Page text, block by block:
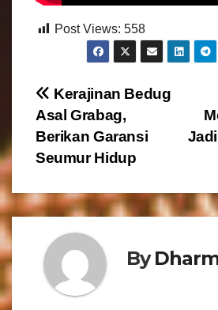
Post Views: 558
N
a
v
i
a
Kerajinan Bedug
Asal Grabag,
Berikan Garansi
Seumur Hidup
By